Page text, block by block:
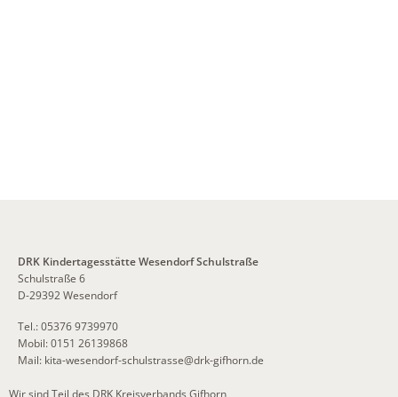
DRK Kindertagesstätte Wesendorf Schulstraße
Schulstraße 6
D-29392 Wesendorf
Tel.: 05376 9739970
Mobil: 0151 26139868
Mail: kita-wesendorf-schulstrasse@drk-gifhorn.de
Wir sind Teil des DRK Kreisverbands Gifhorn